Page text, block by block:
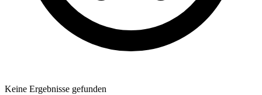
Keine Ergebnisse gefunden